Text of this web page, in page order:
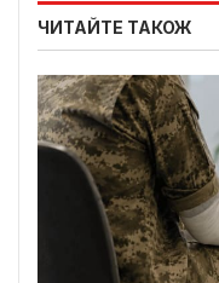
ЧИТАЙТЕ ТАКОЖ